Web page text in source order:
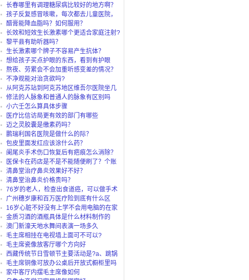
长春哪里有调理糖尿病比较好的地方啊？
孩子反复感冒咳嗽，每次都去儿童医院，
太折腾了，北
醋膏能降血脂吗？如何服用？
长效和短效生长激素哪个更适合家庭注射?
黎平县有助听器吗？
生长激素哪个牌子不容易产生抗体？
想给孩子买点护眼的东西，看到有护眼
仪、护眼灯、还
熬夜、劳累会不会加重听感变差的情况？
不净观能对治贪欲吗?
从阿克苏站到阿克苏地区维吾尔医院坐几
路公交
修法的人脉象和普通人的脉象有区别吗
小六壬怎么算具体步骤
医疗比信访局更有效的部门有哪些
迈之灵胶囊是缴素药吗？
鹏瑞利国名医院是做什么的际？
包皮里面发红应该涂什么药？
阑尾炎手术伤口恢复后有疤痕怎么消除？
医保卡在药店是不是不能随便刷了？个账
“白名单”是
清鼻堂治疗鼻炎效果好不好？
清鼻堂治鼻炎价格贵吗？
76岁的老人，检查出食道癌，可以做手术
吗？广州穗岁康和百万医疗险到底有什么区
别？有了穗岁还
16岁心脏不好没有上学不会用电脑的在家
里可以上什么
金质习酒的酒瓶具体是什么材料制作的
澳门新濠天地水舞间表演一场多久
毛主席相挂在电视墙上面可不可以?
毛主席瓷像放客厅哪个方向好
西藏传统节日雪顿节主要活动是?a、跳锅
庄b、藏马c、
毛主席铜像可放办公桌后开放式橱柜里吗
家中客厅内摆毛主席像如何